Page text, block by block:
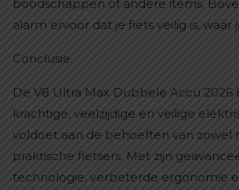
boodschappen of andere items.
alarm ervoor dat je fiets veilig is, waar
Conclusie
De V8 Ultra Max Dubbele Accu 2026
krachtige, veelzijdige en veilige
voldoet aan de behoeften van zowel
praktische fietsers. Met zijn
technologie, verbeterde ergonomie